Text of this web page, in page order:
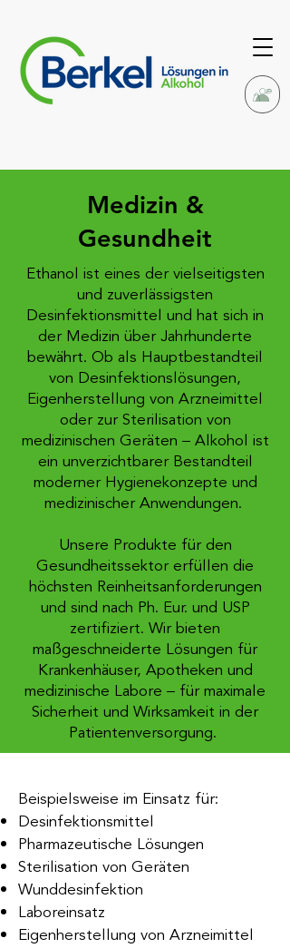
Medizin &
Gesundheit
Ethanol ist eines der vielseitigsten
und zuverlässigsten
Desinfektionsmittel und hat sich in
der Medizin über Jahrhunderte
bewährt. Ob als Hauptbestandteil
von Desinfektionslösungen,
Eigenherstellung von Arzneimittel
oder zur Sterilisation von
medizinischen Geräten – Alkohol ist
ein unverzichtbarer Bestandteil
moderner Hygienekonzepte und
medizinischer Anwendungen.
Unsere Produkte für den
Gesundheitssektor erfüllen die
höchsten Reinheitsanforderungen
und sind nach Ph. Eur. und USP
zertifiziert. Wir bieten
maßgeschneiderte Lösungen für
Krankenhäuser, Apotheken und
medizinische Labore – für maximale
Sicherheit und Wirksamkeit in der
Patientenversorgung. ​
Beispielsweise im Einsatz für:​​
Desinfektionsmittel
Pharmazeutische Lösungen
Sterilisation von Geräten
Wunddesinfektion
Laboreinsatz
Eigenherstellung von Arzneimittel